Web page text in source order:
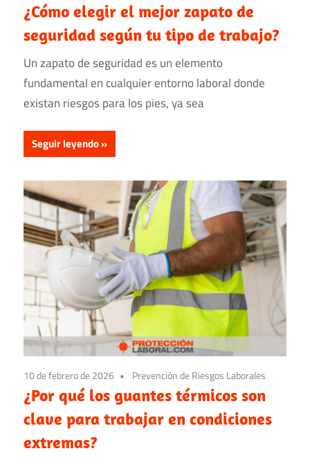
¿Cómo elegir el mejor zapato de
seguridad según tu tipo de trabajo?
Un zapato de seguridad​ es un elemento
fundamental en cualquier entorno laboral donde
existan riesgos para los pies, ya sea
Seguir leyendo
10 de febrero de 2026 Prevención de Riesgos Laborales
¿Por qué los guantes térmicos son
clave para trabajar en condiciones
extremas?